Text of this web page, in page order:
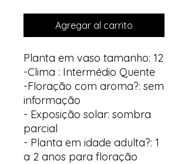
Agregar al carrito
Planta em vaso tamanho: 12
-Clima : Intermédio Quente
-Floração com aroma?: sem
informação
- Exposição solar: sombra
parcial
- Planta em idade adulta?: 1
a 2 anos para floração